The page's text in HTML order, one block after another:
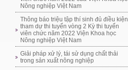
Nông nghiệp Việt Nam
Thông báo triệu tập thí sinh đủ điều kiện
tham dự thi tuyển vòng 2 Kỳ thi tuyển
viên chức năm 2022 Viện Khoa học
Nông nghiệp Việt Nam
Giải pháp xử lý, tái sử dụng chất thải
trong sản xuất nông nghiệp